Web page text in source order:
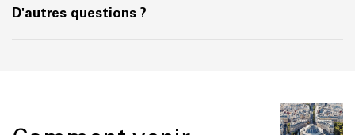
D'autres questions ?